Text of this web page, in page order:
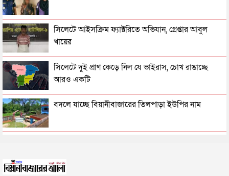
ইলিয়াস আলী গুম: বিমানবাহিনীর কর্মকর্তার বিরুদ্ধে গ্রেপ্তারি
পরোয়ানা
১০ বছরের জ্বালানি পরিকল্পনা সংসদে তুলে ধরবে সরকার :
প্রধানমন্ত্রী
রাষ্ট্রপতি পদে মির্জা ফখরুলের নাম চূড়ান্ত
সুনির্দিষ্ট মামলা ছাড়া খায়রুল হককে গ্রেপ্তার-হয়রানি না করার
ভাগনের সাথে চলে গেছেন স্ত্রী, দুধ দিয়ে গোসল করলেন
সিলেটে আইসক্রিম ফ্যাক্টরিতে অভিযান, গ্রেপ্তার আবুল
খায়ের
সিলেটে দুই প্রাণ কেড়ে নিল যে ভাইরাস, চোখ রাঙাচ্ছে
আরও একটি
বদলে যাচ্ছে বিয়ানীবাজারের তিলপাড়া ইউপির নাম